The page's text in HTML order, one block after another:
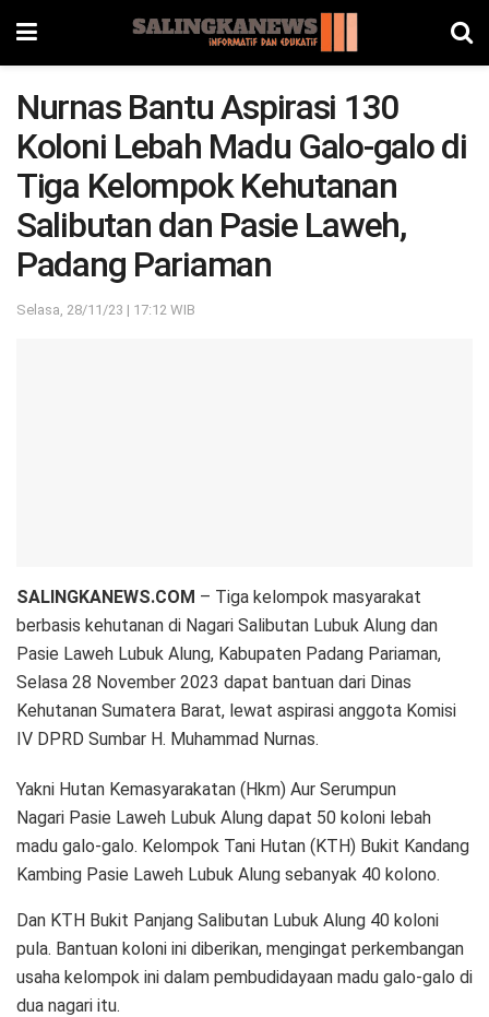
Nurnas Bantu Aspirasi 130
Koloni Lebah Madu Galo-galo di
Tiga Kelompok Kehutanan
Salibutan dan Pasie Laweh,
Padang Pariaman
Selasa, 28/11/23 | 17:12 WIB
SALINGKANEWS.COM – Tiga kelompok masyarakat
berbasis kehutanan di Nagari Salibutan Lubuk Alung dan
Pasie Laweh Lubuk Alung, Kabupaten Padang Pariaman,
Selasa 28 November 2023 dapat bantuan dari Dinas
Kehutanan Sumatera Barat, lewat aspirasi anggota Komisi
IV DPRD Sumbar H. Muhammad Nurnas.
Yakni Hutan Kemasyarakatan (Hkm) Aur Serumpun
Nagari Pasie Laweh Lubuk Alung dapat 50 koloni lebah
madu galo-galo. Kelompok Tani Hutan (KTH) Bukit Kandang
Kambing Pasie Laweh Lubuk Alung sebanyak 40 kolono.
Dan KTH Bukit Panjang Salibutan Lubuk Alung 40 koloni
pula. Bantuan koloni ini diberikan, mengingat perkembangan
usaha kelompok ini dalam pembudidayaan madu galo-galo di
dua nagari itu.